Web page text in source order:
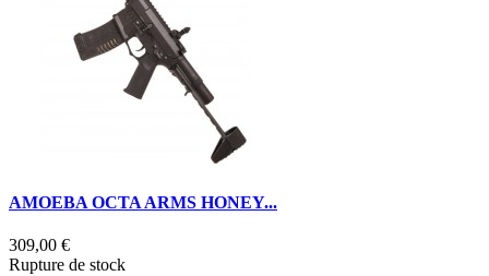
AMOEBA OCTA ARMS HONEY...
309,00 €
Rupture de stock